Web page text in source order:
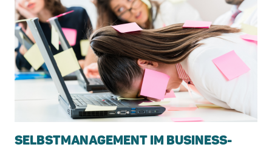
SELBSTMANAGEMENT IM BUSINESS-